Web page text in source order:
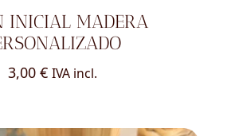
INICIAL MADERA
3,00 € IVA incl.